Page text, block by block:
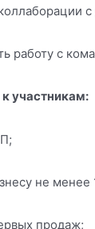
с
с
участникам:
менее 1
продаж;